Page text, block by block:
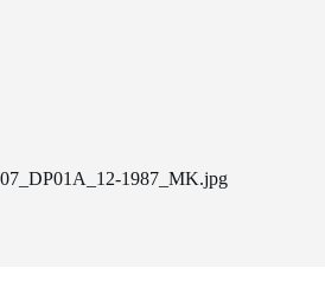
07_DP01A_12-1987_MK.jpg